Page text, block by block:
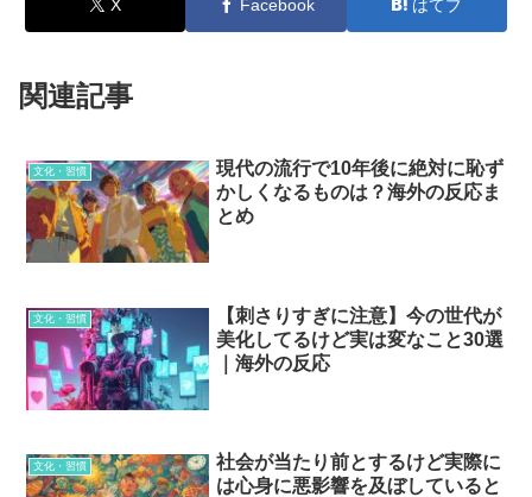
X Facebook はてブ
関連記事
文化・習慣
現代の流行で10年後に絶対に恥ず
かしくなるものは？海外の反応ま
とめ
文化・習慣
【刺さりすぎに注意】今の世代が
美化してるけど実は変なこと30選
｜海外の反応
文化・習慣
社会が当たり前とするけど実際に
は心身に悪影響を及ぼしていると